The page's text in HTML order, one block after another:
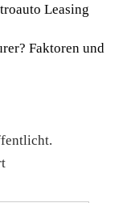
Leasing
Faktoren und